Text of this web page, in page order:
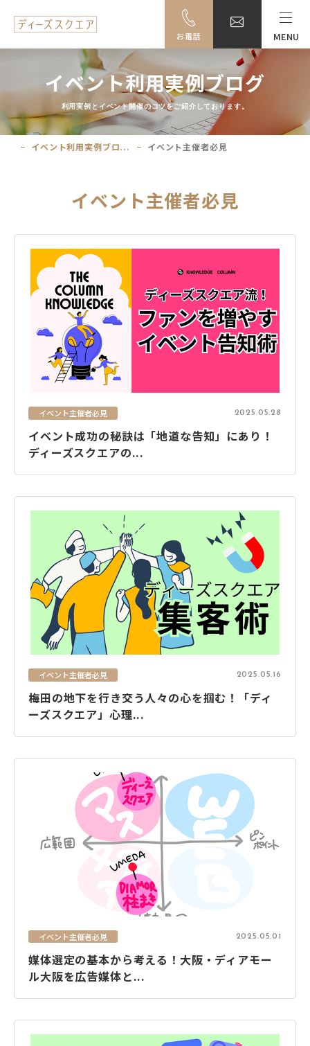
料金・ご利用案内
設備一覧
大阪駅前ビル地下駐車場のご案内
電話で
お問い合わせ
フォームから
お問い合わせ
空き状況
の確認
資料
ダウンロード
大阪市街地開発株式会社
ディアモール大阪
湊町リバープレイス
ディーズスクエア主催企画
- 梅田一丁目美味しい市場 -
お電話 MENU
イベント利用実例ブログ
利用実例とイベント開催のコツをご紹介しております。
イベント利用実例ブロ... イベント主催者必見
イベント主催者必見
イベント主催者必見 2025.05.28
イベント成功の秘訣は「地道な告知」にあり！
ディーズスクエアの...
イベント主催者必見 2025.05.16
梅田の地下を行き交う人々の心を掴む！「ディ
ーズスクエア」心理...
イベント主催者必見 2025.05.01
媒体選定の基本から考える！大阪・ディアモー
ル大阪を広告媒体と...